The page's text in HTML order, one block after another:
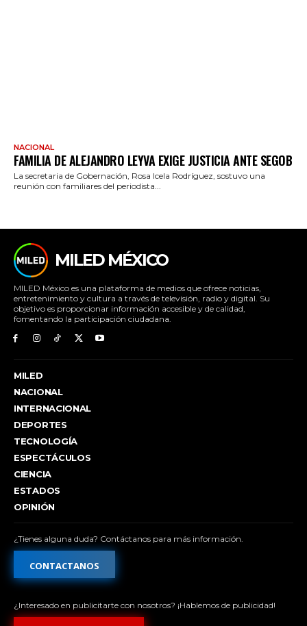
NACIONAL
FAMILIA DE ALEJANDRO LEYVA EXIGE JUSTICIA ANTE SEGOB
La secretaria de Gobernación, Rosa Icela Rodríguez, sostuvo una
reunión con familiares del periodista...
MILED MÉXICO
MILED México es una plataforma de medios que ofrece noticias,
entretenimiento y cultura a través de televisión, radio y digital. Su
objetivo es proporcionar información accesible y de calidad,
fomentando la participación ciudadana.
MILED
NACIONAL
INTERNACIONAL
DEPORTES
TECNOLOGÍA
ESPECTÁCULOS
CIENCIA
ESTADOS
OPINIÓN
¿Tienes alguna duda? Contáctanos para más información.
CONTACTANOS
¿Interesado en publicitarte con nosotros? ¡Hablemos de publicidad!